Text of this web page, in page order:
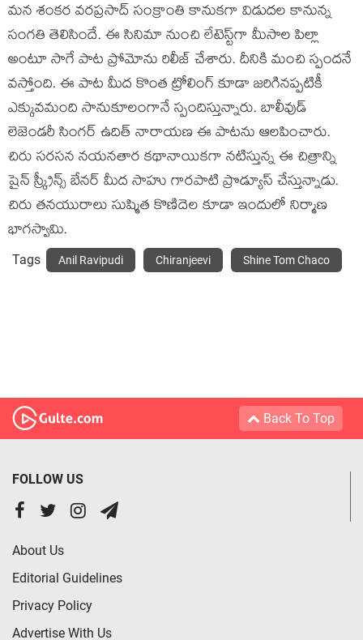
మ‌న శంక‌ర వ‌ర‌ప్ర‌సాద్ సంక్రాంతి కానుక‌గా విడుద‌ల కానున్న
సంగ‌తి తెలిసిందే. ఈ సినిమా నుంచి లేటెస్ట్‌గా మీసాల పిల్లా
అంటూ సాగే పాట ప్రోమోను రిలీజ్ చేశారు. దీనికి మంచి స్పంద‌నే
వ‌స్తోంది. ఈ పాట మీద కొంత ట్రోలింగ్ కూడా జ‌రిగిన‌ప్ప‌టికీ
ఎక్కువమంది సానుకూలంగానే స్పందిస్తున్నారు. బాలీవుడ్
లెజెండరీ సింగ‌ర్ ఉదిత్ నారాయ‌ణ ఈ పాట‌ను ఆల‌పించారు.
చిరు స‌ర‌స‌న న‌య‌న‌తార క‌థానాయిక‌గా నటిస్తున్న ఈ చిత్రాన్ని
షైన్ స్క్రీన్స్ బేన‌ర్ మీద సాహు గార‌పాటి ప్రొడ్యూస్ చేస్తున్నాడు.
చిరు త‌న‌యురాలు సుష్మిత కొణిదెల కూడా ఇందులో నిర్మాణ
భాగ‌స్వామి.
Tags Anil Ravipudi Chiranjeevi Shine Tom Chaco
Back To Top
FOLLOW US
About Us
Editorial Guidelines
Privacy Policy
Advertise With Us